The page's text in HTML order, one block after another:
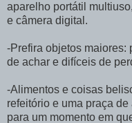
aparelho portátil
e câmera digital.
-Prefira objetos maiores:
de achar e difíceis de
-Alimentos e coisas
refeitório e uma praça
para um momento em